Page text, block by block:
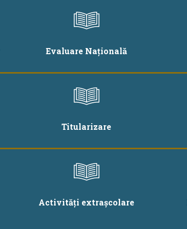
Evaluare Națională
Titularizare
Activități extrașcolare